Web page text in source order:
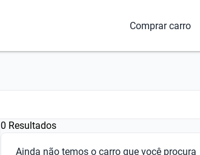
Comprar carro
0 Resultados
Ainda não temos o carro que você procura